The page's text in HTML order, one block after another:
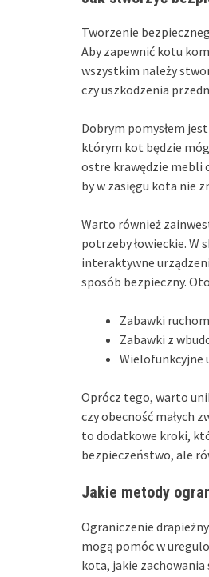
Tworzenie
Aby zapewnić kotu
wszystkim należy
czy uszkodzenia
Dobrym pomysłem
którym kot będzie
ostre krawędzie mebli
by w zasięgu kota nie
Warto również
potrzeby łowieckie. W
interaktywne
sposób bezpieczny.
Zabawki
Zabawki z
Wielofunkcyjne
Oprócz tego, warto
czy obecność małych
to dodatkowe kroki,
bezpieczeństwo, ale
Jakie metody
Ograniczenie
mogą pomóc w
kota, jakie